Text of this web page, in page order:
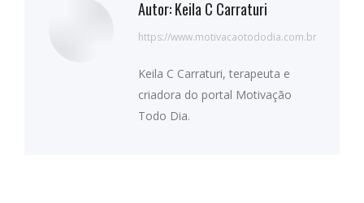
Autor:Keila C Carraturi
https://www.motivacaotododia.com.br
Keila C Carraturi, terapeuta e
criadora do portal Motivação
Todo Dia.